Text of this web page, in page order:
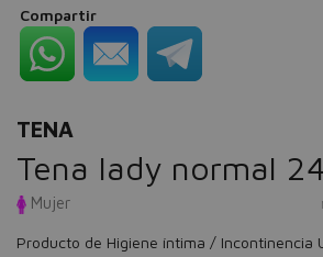
Compartir
TENA
Tena lady normal
Mujer
Producto de Higiene íntima / Incontinencia